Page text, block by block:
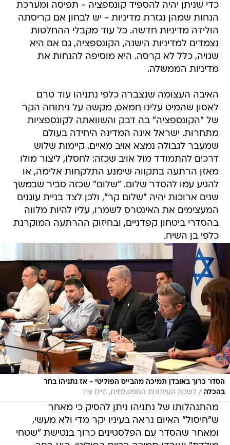
כדי שניתן יהיה להספיד קונספציה - תפיסה ומערכת
הנחות שמהן נגזרת מדיניות - יש לבחון אם קריסתה
הולידה מדיניות חדשה. כל עוד מקבלי ההחלטות
נצמדים למדיניות הישנה, הקונספציה, גם אם היא
שגויה, כלל לא קרסה. היא מוסיפה להנחות את
מדיניות הממשלה.
האיבה העצומה שנצברה כלפי נתניהו עוד טרם
לאסון שהמיט עלינו חמאס, מקשה על ניתוחה הקר
של "הקונספציה" בה דבק והשוואתה לקונספציות
מתחרות. ישראל אינה המדינה היחידה בעולם
שמעבר לגבולה נמצא אויב מאיים. קיימות שלוש
דרכים להתמודד מול אויב שכזה: לחסלו, ליצור מולו
מאזן הרתעה בתקווה שימנע התלקחות אלימה, או
להגיע עמו להסדר שלום. "שלום" שכזה סביר שבמשך
שנים ארוכות יהיה "שלום קר", ולכן לצד בניית עוגנים
המעצימים את האינטרס לשמרו, עליו להיות מלווה
בהסדרי ביטחון קפדניים, ובחיזוק ההרתעה המוקרנת
כלפי בן השיח.
הסדר כרוך באובדן תמיכה מהבייס הפוליטי - אז נתניהו בחר
בהכלה / לשכת העיתונות הממשלתית, חיים צח
מהתנהלותו של נתניהו ניתן להסיק כי מאחר
ש"חיסול" האיום נראה בעיניו יקר מדי ולא מעשי,
ומאחר שהסדר עם הפלסטינים כרוך בנטישת "שטחי